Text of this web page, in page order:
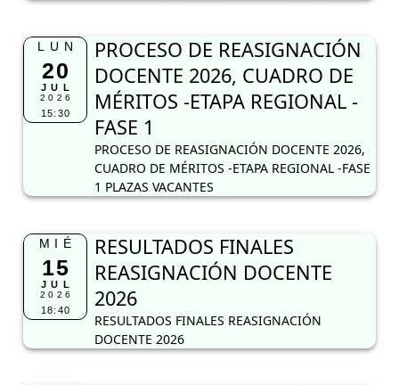
LUN
20
JUL
2026
15:30
PROCESO DE REASIGNACIÓN
DOCENTE 2026, CUADRO DE
MÉRITOS -ETAPA REGIONAL -
FASE 1
PROCESO DE REASIGNACIÓN DOCENTE 2026,
CUADRO DE MÉRITOS -ETAPA REGIONAL -FASE
1 PLAZAS VACANTES
MIÉ
15
JUL
2026
18:40
RESULTADOS FINALES
REASIGNACIÓN DOCENTE
2026
RESULTADOS FINALES REASIGNACIÓN
DOCENTE 2026